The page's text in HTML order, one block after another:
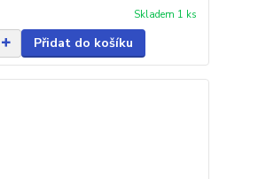
Skladem 1 ks
Přidat do košíku